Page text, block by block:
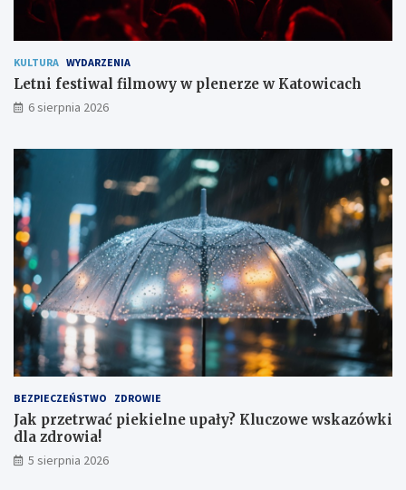
KULTURA WYDARZENIA
Letni festiwal filmowy w plenerze w Katowicach
6 sierpnia 2026
BEZPIECZEŃSTWO ZDROWIE
Jak przetrwać piekielne upały? Kluczowe wskazówki
dla zdrowia!
5 sierpnia 2026